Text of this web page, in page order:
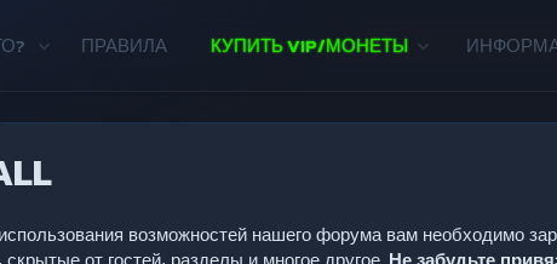
ПРАВИЛА КУПИТЬ VIP/МОНЕТЫ
возможностей нашего форума вам необходимо